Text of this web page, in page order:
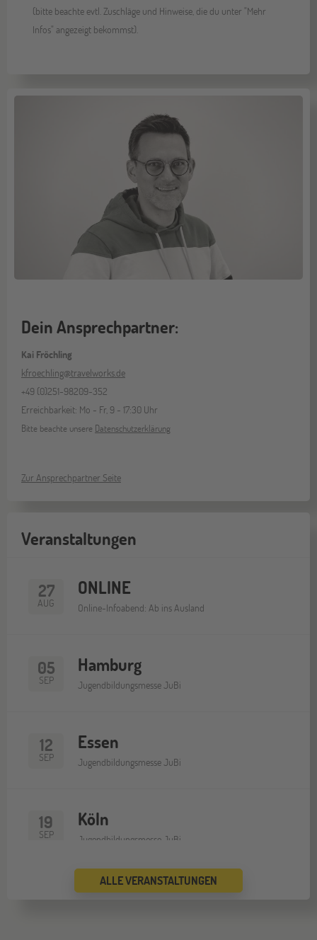
(bitte beachte evtl. Zuschläge und Hinweise, die du unter "Mehr
Infos" angezeigt bekommst).
Dein Ansprechpartner:
Kai Fröchling
kfroechling@travelworks.de
+49 (0)251-98209-352
Erreichbarkeit: Mo - Fr, 9 - 17:30 Uhr
Bitte beachte unsere Datenschutzerklärung
Zur Ansprechpartner Seite
Veranstaltungen
27
AUG
ONLINE
Online-Infoabend: Ab ins Ausland
05
SEP
Hamburg
Jugendbildungsmesse JuBi
12
SEP
Essen
Jugendbildungsmesse JuBi
19
SEP
Köln
Jugendbildungsmesse JuBi
Bremen
ALLE VERANSTALTUNGEN